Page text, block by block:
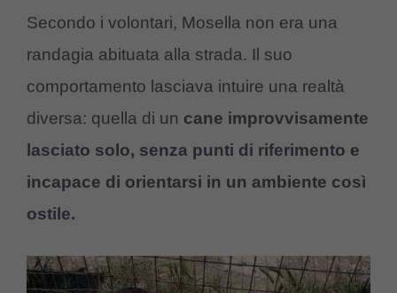
Secondo i volontari, Mosella non era una
randagia abituata alla strada. Il suo
comportamento lasciava intuire una realtà
diversa: quella di un cane improvvisamente
lasciato solo, senza punti di riferimento e
incapace di orientarsi in un ambiente così
ostile.